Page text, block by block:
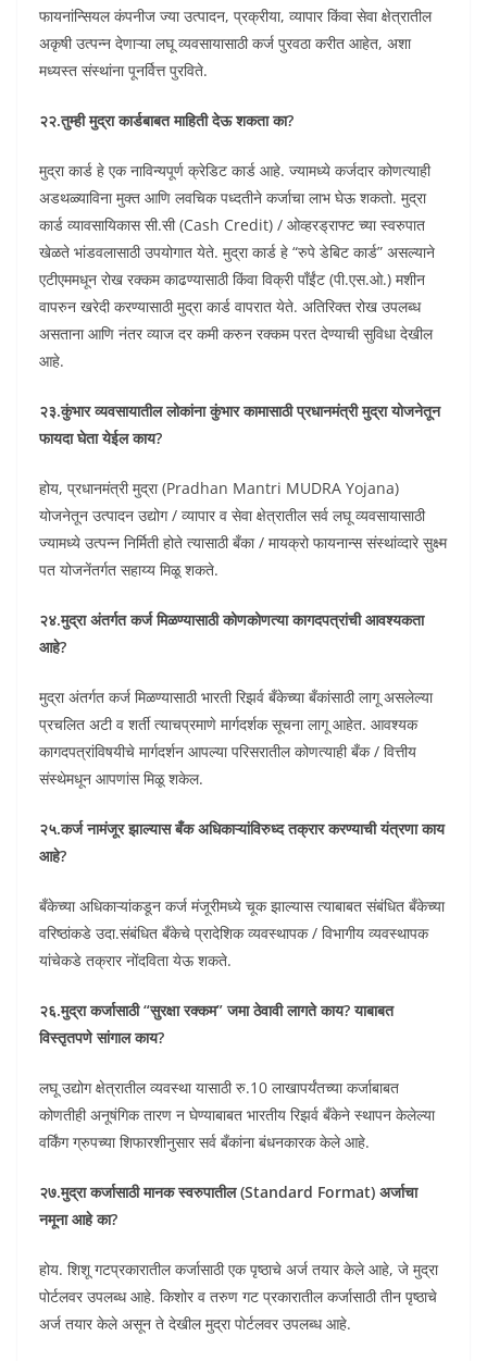
फायनांन्सियल कंपनीज ज्या उत्पादन, प्रक्रीया, व्यापार किंवा सेवा क्षेत्रातील
अकृषी उत्पन्न देणाऱ्या लघू व्यवसायासाठी कर्ज पुरवठा करीत आहेत, अशा
मध्यस्त संस्थांना पूनर्वित्त पुरविते.
२२.तुम्ही मुद्रा कार्डबाबत माहिती देऊ शकता का?
मुद्रा कार्ड हे एक नाविन्यपूर्ण क्रेडिट कार्ड आहे. ज्यामध्ये कर्जदार कोणत्याही
अडथळ्याविना मुक्त आणि लवचिक पध्दतीने कर्जाचा लाभ घेऊ शकतो. मुद्रा
कार्ड व्यावसायिकास सी.सी (Cash Credit) / ओव्हरड्राफ्ट च्या स्वरुपात
खेळते भांडवलासाठी उपयोगात येते. मुद्रा कार्ड हे “रुपे डेबिट कार्ड” असल्याने
एटीएममधून रोख रक्कम काढण्यासाठी किंवा विक्री पाँईंट (पी.एस.ओ.) मशीन
वापरुन खरेदी करण्यासाठी मुद्रा कार्ड वापरात येते. अतिरिक्त रोख उपलब्ध
असताना आणि नंतर व्याज दर कमी करुन रक्कम परत देण्याची सुविधा देखील
आहे.
२३.कुंभार व्यवसायातील लोकांना कुंभार कामासाठी प्रधानमंत्री मुद्रा योजनेतून
फायदा घेता येईल काय?
होय, प्रधानमंत्री मुद्रा (Pradhan Mantri MUDRA Yojana)
योजनेतून उत्पादन उद्योग / व्यापार व सेवा क्षेत्रातील सर्व लघू व्यवसायासाठी
ज्यामध्ये उत्पन्न निर्मिती होते त्यासाठी बँका / मायक्रो फायनान्स संस्थांव्दारे सुक्ष्म
पत योजनेंतर्गत सहाय्य मिळू शकते.
२४.मुद्रा अंतर्गत कर्ज मिळण्यासाठी कोणकोणत्या कागदपत्रांची आवश्यकता
आहे?
मुद्रा अंतर्गत कर्ज मिळण्यासाठी भारती रिझर्व बँकेच्या बँकांसाठी लागू असलेल्या
प्रचलित अटी व शर्ती त्याचप्रमाणे मार्गदर्शक सूचना लागू आहेत. आवश्यक
कागदपत्रांविषयीचे मार्गदर्शन आपल्या परिसरातील कोणत्याही बँक / वित्तीय
संस्थेमधून आपणांस मिळू शकेल.
२५.कर्ज नामंजूर झाल्यास बँक अधिकाऱ्यांविरुध्द तक्रार करण्याची यंत्रणा काय
आहे?
बँकेच्या अधिकाऱ्यांकडून कर्ज मंजूरीमध्ये चूक झाल्यास त्याबाबत संबंधित बँकेच्या
वरिष्ठांकडे उदा.संबंधित बँकेचे प्रादेशिक व्यवस्थापक / विभागीय व्यवस्थापक
यांचेकडे तक्रार नोंदविता येऊ शकते.
२६.मुद्रा कर्जासाठी “सुरक्षा रक्कम” जमा ठेवावी लागते काय? याबाबत
विस्तृतपणे सांगाल काय?
लघू उद्योग क्षेत्रातील व्यवस्था यासाठी रु.10 लाखापर्यंतच्या कर्जाबाबत
कोणतीही अनूषंगिक तारण न घेण्याबाबत भारतीय रिझर्व बँकेने स्थापन केलेल्या
वर्किंग ग्रुपच्या शिफारशीनुसार सर्व बँकांना बंधनकारक केले आहे.
२७.मुद्रा कर्जासाठी मानक स्वरुपातील (Standard Format) अर्जाचा
नमूना आहे का?
होय. शिशू गटप्रकारातील कर्जासाठी एक पृष्ठाचे अर्ज तयार केले आहे, जे मुद्रा
पोर्टलवर उपलब्ध आहे. किशोर व तरुण गट प्रकारातील कर्जासाठी तीन पृष्ठाचे
अर्ज तयार केले असून ते देखील मुद्रा पोर्टलवर उपलब्ध आहे.